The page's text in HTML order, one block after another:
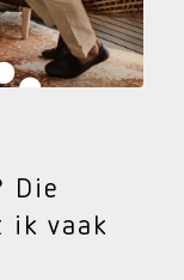
Die
ik vaak